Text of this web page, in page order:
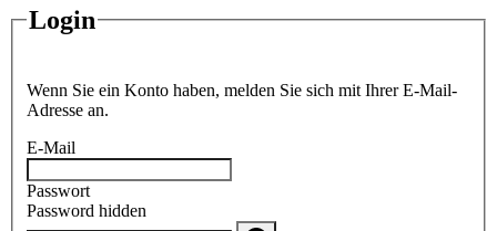
Login
Wenn Sie ein Konto haben, melden Sie sich mit Ihrer E-Mail-
Adresse an.
E-Mail
Passwort
Password hidden